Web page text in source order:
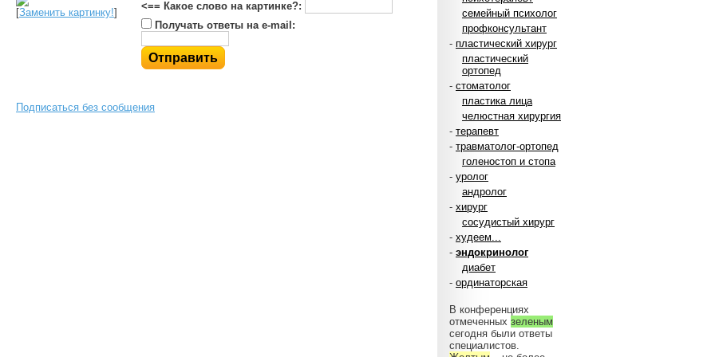
семейный психолог
профконсультант
- пластический хирург
пластический
ортопед
- стоматолог
пластика лица
челюстная хирургия
- терапевт
- травматолог-ортопед
голеностоп и стопа
- уролог
андролог
- хирург
сосудистый хирург
- худеем...
- эндокринолог
диабет
- ординаторская
В конференциях
отмеченных зеленым
сегодня были ответы
специалистов.
[Заменить картинку!]
<== Какое слово на картинке?:
Получать ответы на e-mail:
Подписаться без сообщения